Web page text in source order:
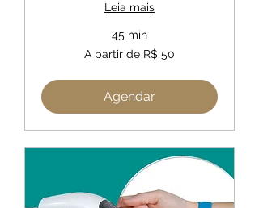
Leia mais
45 min
Reais
brasileiros
A partir de R$ 50
Agendar